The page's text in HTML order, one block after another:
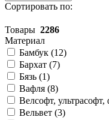
Сортировать по:
Товары 2286
Материал
Бамбук (12)
Бархат (7)
Бязь (1)
Вафля (8)
Велсофт, ультрасофт,
Вельвет (3)